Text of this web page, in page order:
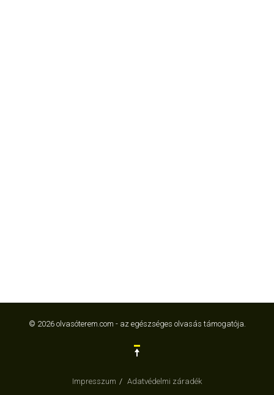
© 2026 olvasóterem.com - az egészséges olvasás támogatója.
Impresszum Adatvédelmi záradék